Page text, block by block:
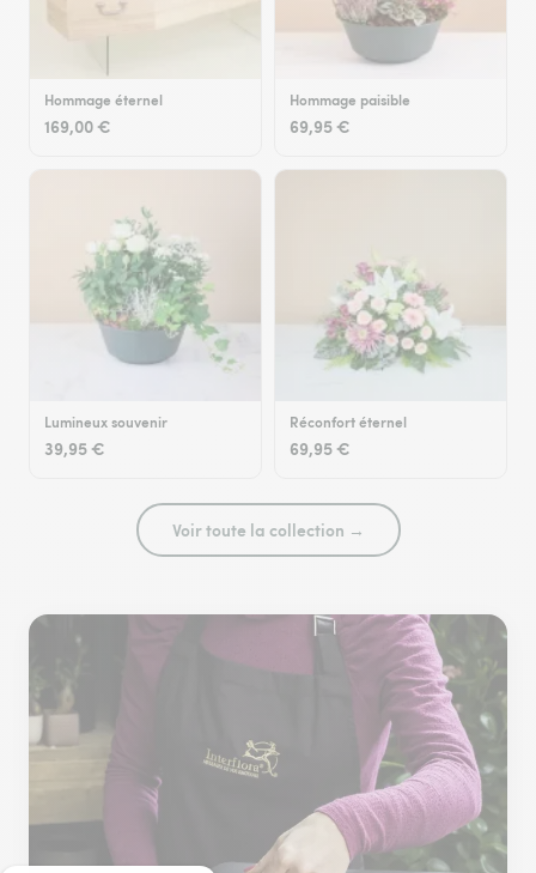
Hommage éternel
169,00 €
Hommage paisible
69,95 €
Lumineux souvenir
39,95 €
Réconfort éternel
69,95 €
Voir toute la collection →